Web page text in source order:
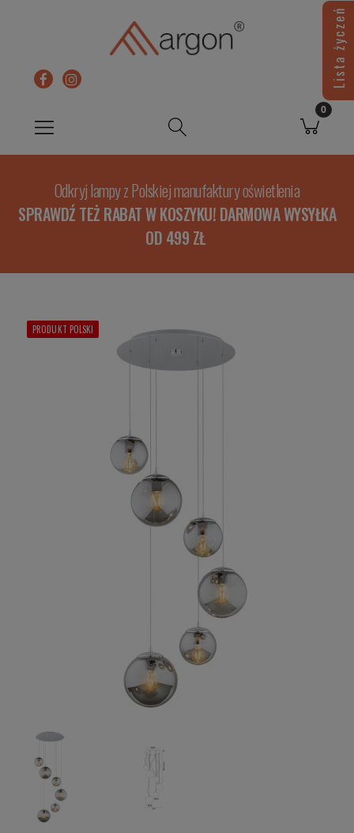
Odkryj lampy z Polskiej manufaktury oświetlenia
SPRAWDŹ TEŻ RABAT W KOSZYKU! DARMOWA WYSYŁKA
OD 499 ZŁ
PRODUKT POLSKI
Lista życzeń